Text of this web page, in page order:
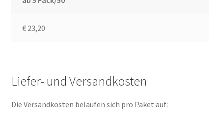
€ 23,20
Liefer- und Versandkosten
Die Versandkosten belaufen sich pro Paket auf: